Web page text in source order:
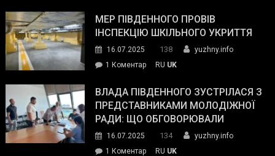
органів:
«Наш
спільний
окупанти.
Маємо
діяти
команда
ДСНС
власноруч
пожежу
у
МЕР ПІВДЕННОГО ПРОВІВ
ІНСПЕКЦІЮ ШКІЛЬНОГО УКРИТТЯ
16.07.2025 138
yuzhny.info
1 Коментардо
Південного
провів
інспекцію
укриття
RU UK
ВЛАДА ПІВДЕННОГО ЗУСТРІЛАСЯ З
ПРЕДСТАВНИКАМИ МОЛОДІЖНОЇ
РАДИ: ЩО ОБГОВОРЮВАЛИ
16.07.2025 134
yuzhny.info
1 Коментардо RU UK